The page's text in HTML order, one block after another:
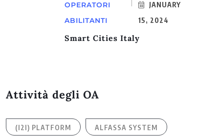
OPERATORI
ABILITANTI
JANUARY
15, 2024
Smart Cities Italy
Attività degli OA
(I2I) PLATFORM ALFASSA SYSTEM